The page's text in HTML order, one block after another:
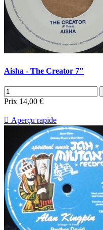
Aisha - The Creator 7"
Prix 14,00 €
 Aperçu rapide